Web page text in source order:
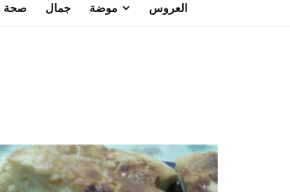
العروس موضة جمال صحة